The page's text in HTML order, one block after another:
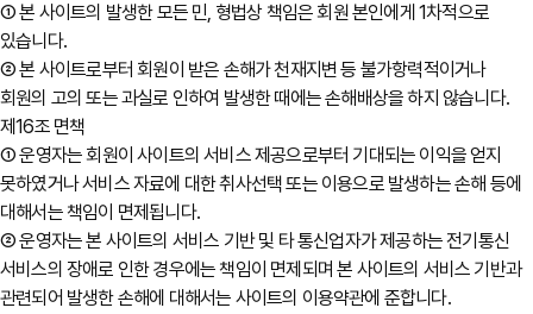
① 본 사이트의 발생한 모든 민, 형법상 책임은 회원 본인에게 1차적으로
있습니다.
② 본 사이트로부터 회원이 받은 손해가 천재지변 등 불가항력적이거나
회원의 고의 또는 과실로 인하여 발생한 때에는 손해배상을 하지 않습니다.
제16조 면책
① 운영자는 회원이 사이트의 서비스 제공으로부터 기대되는 이익을 얻지
못하였거나 서비스 자료에 대한 취사선택 또는 이용으로 발생하는 손해 등에
대해서는 책임이 면제됩니다.
② 운영자는 본 사이트의 서비스 기반 및 타 통신업자가 제공하는 전기통신
서비스의 장애로 인한 경우에는 책임이 면제되며 본 사이트의 서비스 기반과
관련되어 발생한 손해에 대해서는 사이트의 이용약관에 준합니다.